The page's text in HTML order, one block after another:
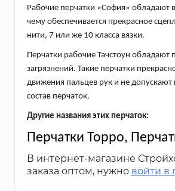
Рабочие перчатки «София» обладают
чему обеспечивается прекрасное
нити, 7 или же 10 класса вязки.
Перчатки рабочие Тачстоун
загрязнений. Такие перчатки
движения пальцев рук и не
состав перчаток.
Другие названия этих перчаток:
Перчатки Торро,
В интернет-магазине
заказа оптом, нужно войти в